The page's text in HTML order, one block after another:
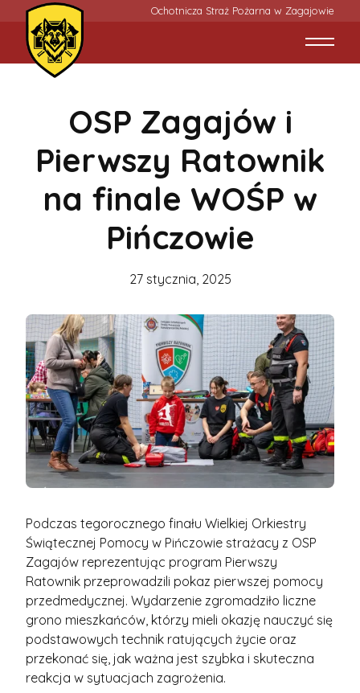
Ochotnicza Straż Pożarna w Zagajowie
OSP Zagajów i
Pierwszy Ratownik
na finale WOŚP w
Pińczowie
27 stycznia, 2025
Podczas tegorocznego finału Wielkiej Orkiestry
Świątecznej Pomocy w Pińczowie strażacy z OSP
Zagajów reprezentując program Pierwszy
Ratownik przeprowadzili pokaz pierwszej pomocy
przedmedycznej. Wydarzenie zgromadziło liczne
grono mieszkańców, którzy mieli okazję nauczyć się
podstawowych technik ratujących życie oraz
przekonać się, jak ważna jest szybka i skuteczna
reakcja w sytuacjach zagrożenia.